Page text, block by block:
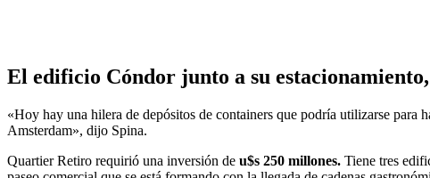
El edificio Cóndor junto a su
«Hoy hay una hilera de depósitos de containers que podría utilizarse para
Amsterdam», dijo Spina.
Quartier Retiro requirió una inversión de u$s 250 millones. Tiene tres